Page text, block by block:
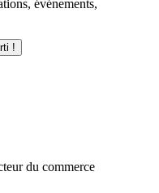
événements,
!
du commerce